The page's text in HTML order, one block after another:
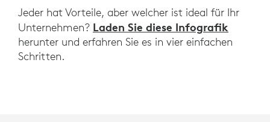
Jeder hat Vorteile, aber welcher ist ideal für Ihr
Unternehmen? Laden Sie diese Infografik
herunter und erfahren Sie es in vier einfachen
Schritten.